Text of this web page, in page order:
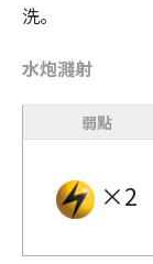
洗。
水炮濺射
弱點
×2